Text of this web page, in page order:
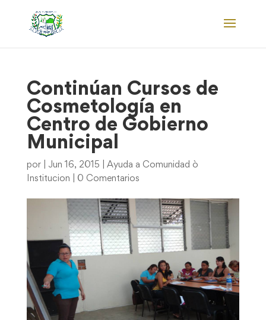
Continúan Cursos de
Cosmetología en
Centro de Gobierno
Municipal
por Jun 16, 2015
Ayuda a Comunidad ò
Institucion
0 Comentarios